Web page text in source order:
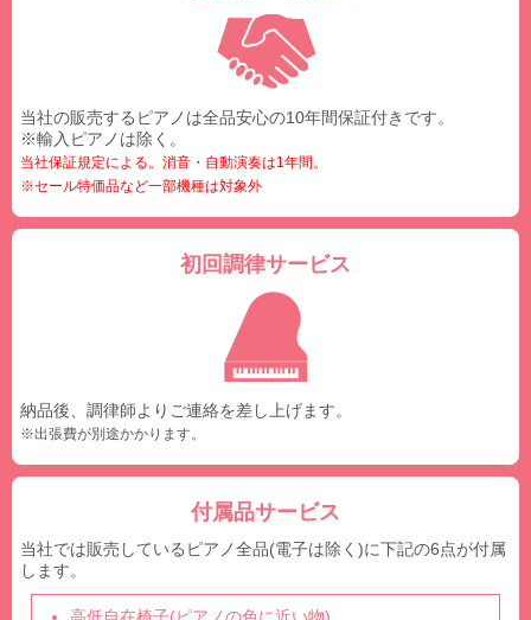
当社の販売するピアノは全品安心の10年間保証付きです。
※輸入ピアノは除く。
当社保証規定による。消音・自動演奏は1年間。
※セール特価品など一部機種は対象外
初回調律サービス
納品後、調律師よりご連絡を差し上げます。
※出張費が別途かかります。
付属品サービス
当社では販売しているピアノ全品(電子は除く)に下記の6点が付属
します。